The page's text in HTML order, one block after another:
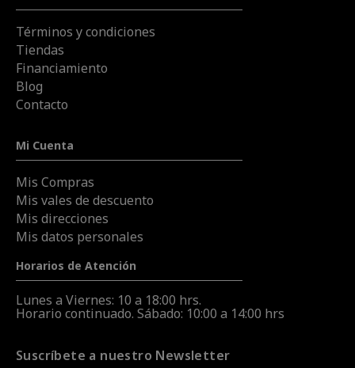
Términos y condiciones
Tiendas
Financiamiento
Blog
Contacto
Mi Cuenta
Mis Compras
Mis vales de descuento
Mis direcciones
Mis datos personales
Horarios de Atención
Lunes a Viernes: 10 a 18:00 hrs.
Horario continuado. Sábado: 10:00 a 14:00 hrs
Suscríbete a nuestro Newsletter